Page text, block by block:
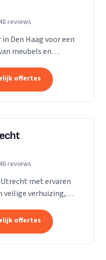
reviews
Den Haag voor een
meubels en
offertes
reviews
met ervaren
veilige verhuizing,
offertes